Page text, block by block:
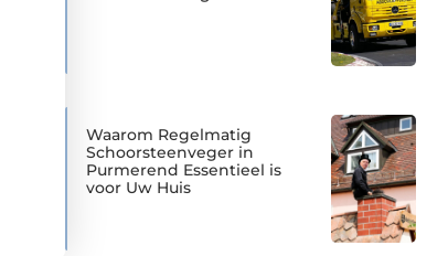
Waarom Regelmatig
Schoorsteenveger in
Purmerend Essentieel is
voor Uw Huis